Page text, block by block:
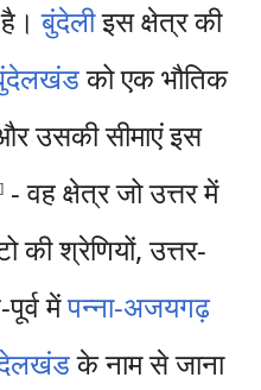
बुंदेलीइस क्षेत्र की
को एक भौतिक
उसकी सीमाएं इस
]- वह क्षेत्र जो उत्तर में
की श्रेणियों, उत्तर-
मेंपन्ना-अजयगढ़
के नाम से जाना